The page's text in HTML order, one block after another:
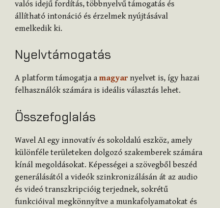
valós idejű fordítás, többnyelvű támogatás és
állítható intonáció és érzelmek nyújtásával
emelkedik ki.
Nyelvtámogatás
A platform támogatja a magyar nyelvet is, így hazai
felhasználók számára is ideális választás lehet.
Összefoglalás
Wavel AI egy innovatív és sokoldalú eszköz, amely
különféle területeken dolgozó szakemberek számára
kínál megoldásokat. Képességei a szövegből beszéd
generálásától a videók szinkronizálásán át az audio
és videó transzkripcióig terjednek, sokrétű
funkcióival megkönnyítve a munkafolyamatokat és